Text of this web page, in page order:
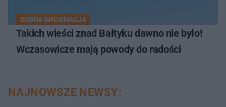
DOBRA INFORMACJA
Takich wieści znad Bałtyku dawno nie było!
Wczasowicze mają powody do radości
NAJNOWSZE NEWSY: